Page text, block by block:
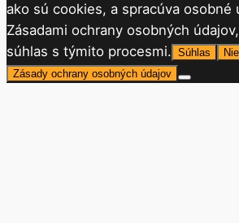
ako sú cookies, a spracúva osobné
Zásadami ochrany osobných
súhlas s týmito procesmi. Súhlas
Nie
Zásady ochrany osobných údajov